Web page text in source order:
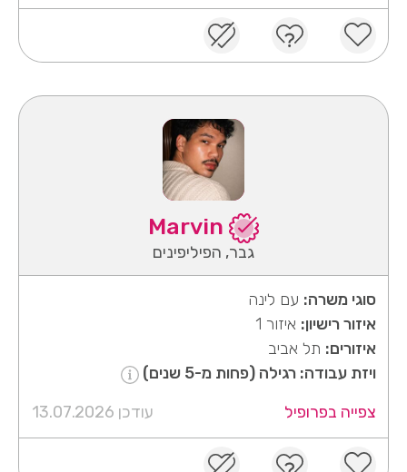
גבר, הפיליפינים
סוגי משרה: עם לינה
איזור רישיון: איזור 1
איזורים: תל אביב
ויזת עבודה: רגילה (פחות מ-5 שנים)
צפייה בפרופיל
עודכן 13.07.2026